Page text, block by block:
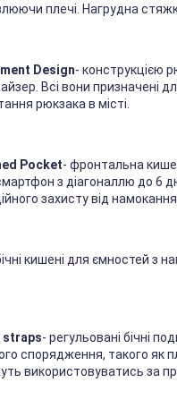
плечі. Нагрудна
Design- конструкцією
Всі вони призначені
рюкзака в місті.
Pocket- фронтальна
з діагоналлю до 6
захисту від намокання.
кишені для ємностей з
straps- регульовані бічні
спорядження, такого як
використовуватись за